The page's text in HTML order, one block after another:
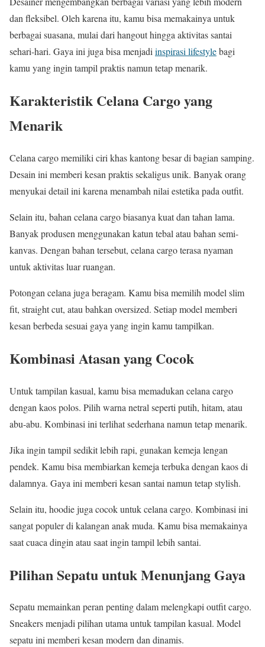
dan fleksibel. Oleh karena itu, kamu bisa memakainya untuk
berbagai suasana, mulai dari hangout hingga aktivitas santai
sehari-hari. Gaya ini juga bisa menjadi inspirasi lifestylebagi
kamu yang ingin tampil praktis namun tetap menarik.
Karakteristik Celana Cargo yang
Menarik
Celana cargo memiliki ciri khas kantong besar di bagian samping.
Desain ini memberi kesan praktis sekaligus unik. Banyak orang
menyukai detail ini karena menambah nilai estetika pada outfit.
Selain itu, bahan celana cargo biasanya kuat dan tahan lama.
Banyak produsen menggunakan katun tebal atau bahan semi-
kanvas. Dengan bahan tersebut, celana cargo terasa nyaman
untuk aktivitas luar ruangan.
Potongan celana juga beragam. Kamu bisa memilih model slim
fit, straight cut, atau bahkan oversized. Setiap model memberi
kesan berbeda sesuai gaya yang ingin kamu tampilkan.
Kombinasi Atasan yang Cocok
Untuk tampilan kasual, kamu bisa memadukan celana cargo
dengan kaos polos. Pilih warna netral seperti putih, hitam, atau
abu-abu. Kombinasi ini terlihat sederhana namun tetap menarik.
Jika ingin tampil sedikit lebih rapi, gunakan kemeja lengan
pendek. Kamu bisa membiarkan kemeja terbuka dengan kaos di
dalamnya. Gaya ini memberi kesan santai namun tetap stylish.
Selain itu, hoodie juga cocok untuk celana cargo. Kombinasi ini
sangat populer di kalangan anak muda. Kamu bisa memakainya
saat cuaca dingin atau saat ingin tampil lebih santai.
Pilihan Sepatu untuk Menunjang Gaya
Sepatu memainkan peran penting dalam melengkapi outfit cargo.
Sneakers menjadi pilihan utama untuk tampilan kasual. Model
sepatu ini memberi kesan modern dan dinamis.